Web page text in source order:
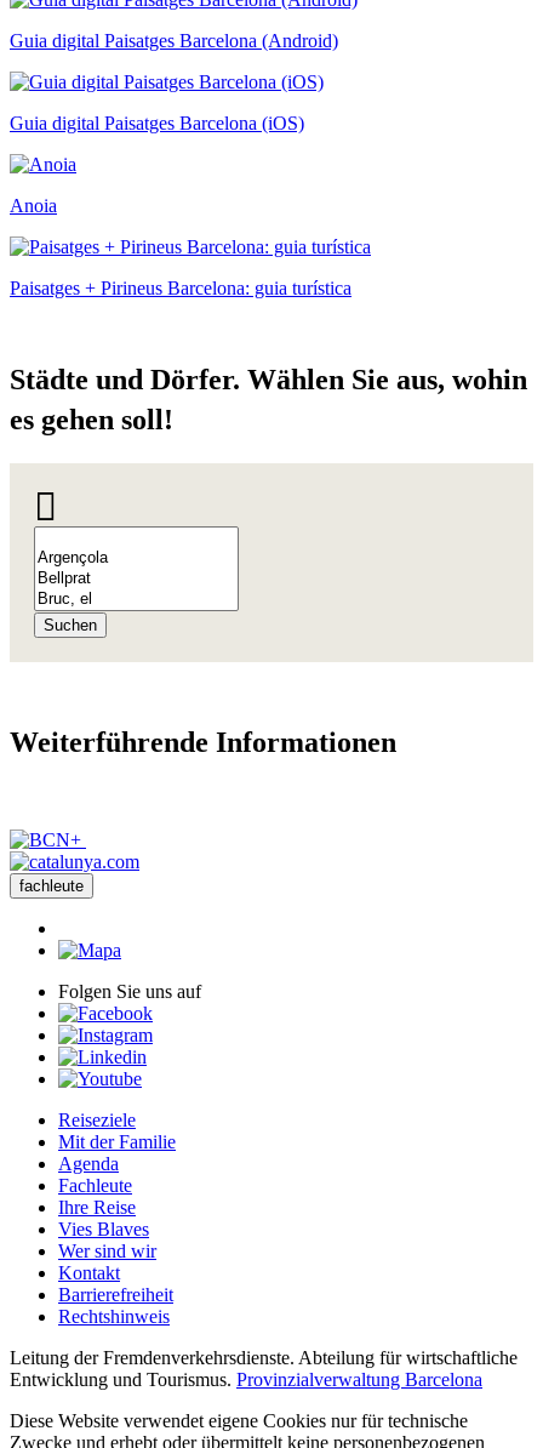
Guia digital Paisatges Barcelona (Android)
Guia digital Paisatges Barcelona (iOS)
Anoia
Paisatges + Pirineus Barcelona: guia turística
Städte und Dörfer. Wählen Sie aus, wohin
es gehen soll!
Suchen
Weiterführende Informationen
fachleute
Folgen Sie uns auf
Reiseziele
Mit der Familie
Agenda
Fachleute
Ihre Reise
Vies Blaves
Wer sind wir
Kontakt
Barrierefreiheit
Rechtshinweis
Leitung der Fremdenverkehrsdienste. Abteilung für wirtschaftliche
Entwicklung und Tourismus. Provinzialverwaltung Barcelona
Diese Website verwendet eigene Cookies nur für technische
Zwecke und erhebt oder übermittelt keine personenbezogenen